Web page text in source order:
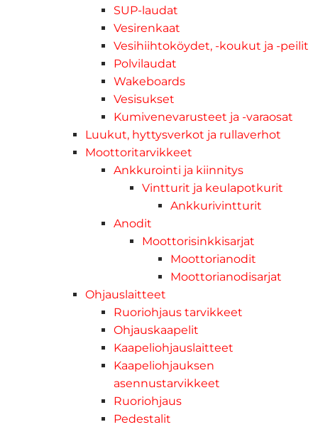
SUP-laudat
Vesirenkaat
Vesihiihtoköydet, -koukut ja -peilit
Polvilaudat
Wakeboards
Vesisukset
Kumivenevarusteet ja -varaosat
Luukut, hyttysverkot ja rullaverhot
Moottoritarvikkeet
Ankkurointi ja kiinnitys
Vintturit ja keulapotkurit
Ankkurivintturit
Anodit
Moottorisinkkisarjat
Moottorianodit
Moottorianodisarjat
Ohjauslaitteet
Ruoriohjaus tarvikkeet
Ohjauskaapelit
Kaapeliohjauslaitteet
Kaapeliohjauksen
asennustarvikkeet
Ruoriohjaus
Pedestalit